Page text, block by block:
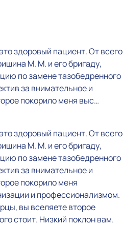
здоровый пациент. От всего
М. М. и его бригаду,
по замене тазобедренного
за внимательное и
покорило меня выс…
здоровый пациент. От всего
М. М. и его бригаду,
по замене тазобедренного
за внимательное и
покорило меня
и профессионализмом.
вы вселяете второе
стоит. Низкий поклон вам.